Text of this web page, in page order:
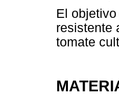
El
resistente
tomate